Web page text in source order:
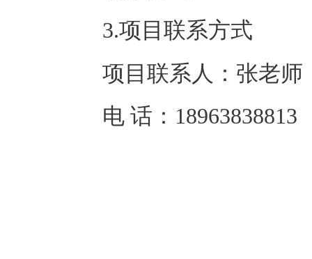
3.项目联系方式
项目联系人： 张老师
电 话： 18963838813